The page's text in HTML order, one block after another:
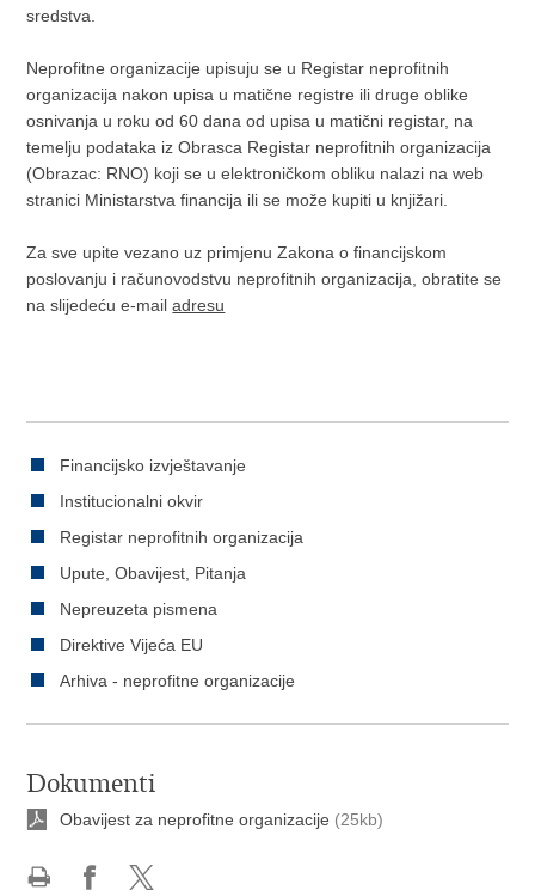
sredstva.
Neprofitne organizacije upisuju se u Registar neprofitnih
organizacija nakon upisa u matične registre ili druge oblike
osnivanja u roku od 60 dana od upisa u matični registar, na
temelju podataka iz Obrasca Registar neprofitnih organizacija
(Obrazac: RNO) koji se u elektroničkom obliku nalazi na web
stranici Ministarstva financija ili se može kupiti u knjižari.
Za sve upite vezano uz primjenu Zakona o financijskom
poslovanju i računovodstvu neprofitnih organizacija, obratite se
na slijedeću e-mailadresu
Financijsko izvještavanje
Institucionalni okvir
Registar neprofitnih organizacija
Upute, Obavijest, Pitanja
Nepreuzeta pismena
Direktive Vijeća EU
Arhiva - neprofitne organizacije
Dokumenti
Obavijest za neprofitne organizacije (25kb)